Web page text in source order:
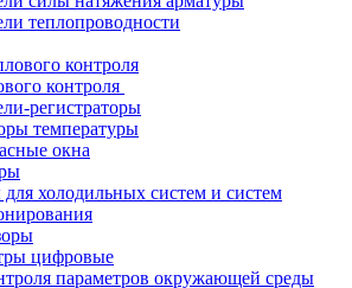
теплопроводности
контроля
регистраторы
температуры
окна
холодильных систем и систем
цифровые